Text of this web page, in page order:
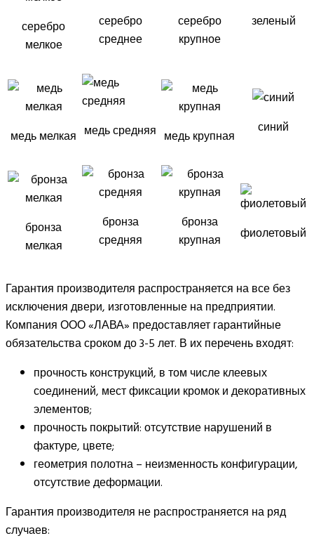
серебро
мелкое
серебро
среднее
серебро
крупное
зеленый
медь мелкая медь средняя медь крупная синий
бронза
мелкая
бронза
средняя
бронза
крупная
фиолетовый
Гарантия производителя распространяется на все без
исключения двери, изготовленные на предприятии.
Компания ООО «ЛАВА» предоставляет гарантийные
обязательства сроком до 3-5 лет. В их перечень входят:
прочность конструкций, в том числе клеевых
соединений, мест фиксации кромок и декоративных
элементов;
прочность покрытий: отсутствие нарушений в
фактуре, цвете;
геометрия полотна – неизменность конфигурации,
отсутствие деформации.
Гарантия производителя не распространяется на ряд
случаев: